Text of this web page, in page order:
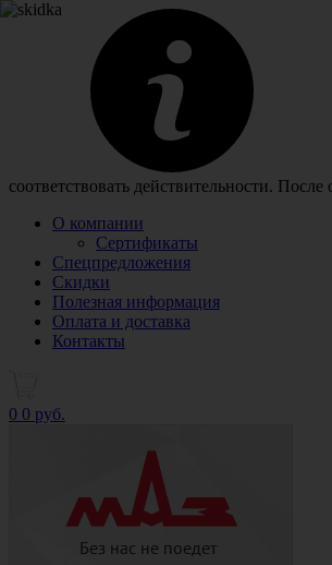
соответствовать действительности.
О компании
Сертификаты
Спецпредложения
Скидки
Полезная информация
Оплата и доставка
Контакты
0 0 руб.